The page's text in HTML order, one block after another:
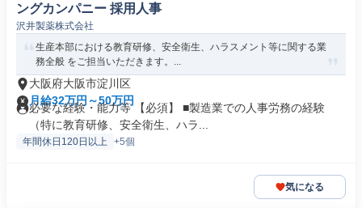
ングカンパニー 採用人事
沢井製薬株式会社
生産本部における教育研修、安全衛生、ハラスメント等に関する業
務全般 をご担当いただきます。...
大阪府大阪市淀川区
月給32万円～50万円
必要な経験・能力等 【必須】 ■製造業での人事労務の経験
（特に教育研修、安全衛生、ハラ...
年間休日120日以上 +5個
気になる